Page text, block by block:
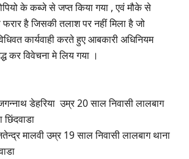
के कब्जे से जप्त किया गया , एवं मौके से
है जिसकी तलाश पर नहीं मिला है जो
कार्यवाही करते हुए आबकारी अधिनियम
कर विवेचना मे लिय गया ।
डेहरिया उम्र 20 साल निवासी लालबाग
छिंदवाडा
मालवी उम्र 19 साल निवासी लालबाग थाना